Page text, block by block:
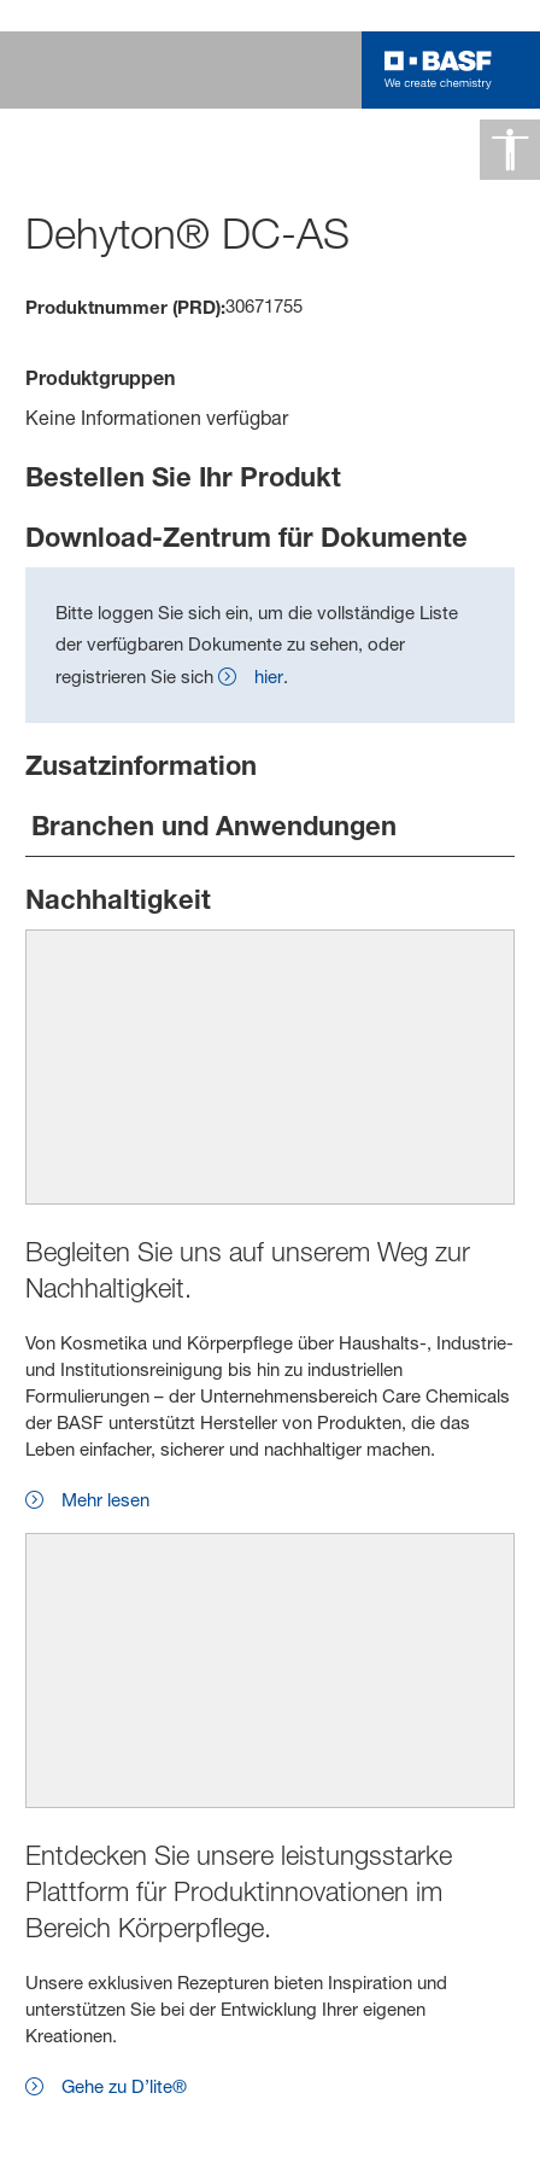
Dehyton® DC-AS
Produktnummer (PRD):30671755
Produktgruppen
Keine Informationen verfügbar
Bestellen Sie Ihr Produkt
Download-Zentrum für Dokumente
Bitte loggen Sie sich ein, um die vollständige Liste
der verfügbaren Dokumente zu sehen, oder
registrieren Sie sich
hier.
Zusatzinformation
Branchen und Anwendungen
Nachhaltigkeit
Begleiten Sie uns auf unserem Weg zur
Nachhaltigkeit.
Von Kosmetika und Körperpflege über Haushalts-, Industrie-
und Institutionsreinigung bis hin zu industriellen
Formulierungen – der Unternehmensbereich Care Chemicals
der BASF unterstützt Hersteller von Produkten, die das
Leben einfacher, sicherer und nachhaltiger machen.
Mehr lesen
Entdecken Sie unsere leistungsstarke
Plattform für Produktinnovationen im
Bereich Körperpflege.
Unsere exklusiven Rezepturen bieten Inspiration und
unterstützen Sie bei der Entwicklung Ihrer eigenen
Kreationen.
Gehe zu D’lite®